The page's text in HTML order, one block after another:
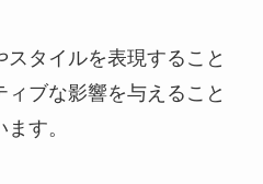
タイルを表現すること
ブな影響を与えること
す。